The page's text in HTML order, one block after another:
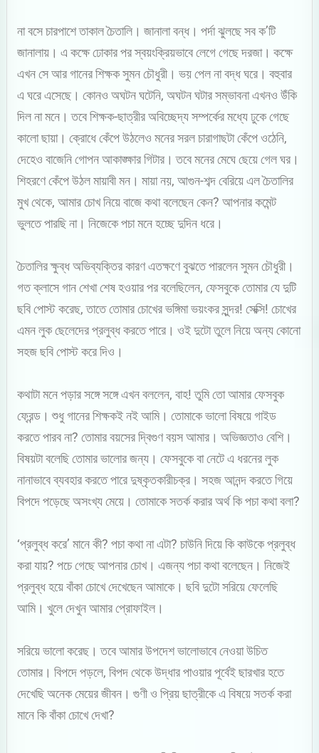
না বসে চারপাশে তাকাল চৈতালি। জানালা বন্ধ। পর্দা ঝুলছে সব ক’টি
জানালায়। এ কক্ষে ঢোকার পর স্বয়ংক্রিয়ভাবে লেগে গেছে দরজা। কক্ষে
এখন সে আর গানের শিক্ষক সুমন চৌধুরী। ভয় পেল না বদ্ধ ঘরে। বহুবার
এ ঘরে এসেছে। কোনও অঘটন ঘটেনি, অঘটন ঘটার সম্ভাবনা এখনও উঁকি
দিল না মনে। তবে শিক্ষক-ছাত্রীর অবিচ্ছেদ্য সম্পর্কের মধ্যে ঢুকে গেছে
কালো ছায়া। ক্রোধে কেঁপে উঠলেও মনের সরল চারাগাছটা কেঁপে ওঠেনি,
দেহেও বাজেনি গোপন আকাঙ্ক্ষার গিটার। তবে মনের মেঘে ছেয়ে গেল ঘর।
শিহরণে কেঁপে উঠল মায়াবী মন। মায়া নয়, আগুন-শব্দ বেরিয়ে এল চৈতালির
মুখ থেকে, আমার চোখ নিয়ে বাজে কথা বলেছেন কেন? আপনার কমেন্ট
ভুলতে পারছি না। নিজেকে পচা মনে হচ্ছে দুদিন ধরে।
চৈতালির ক্ষুব্ধ অভিব্যক্তির কারণ এতক্ষণে বুঝতে পারলেন সুমন চৌধুরী।
গত ক্লাসে গান শেখা শেষ হওয়ার পর বলেছিলেন, ফেসবুকে তোমার যে দুটি
ছবি পোস্ট করেছ, তাতে তোমার চোখের ভঙ্গিমা ভয়ংকর সুন্দর! সেক্সি! চোখের
এমন লুক ছেলেদের প্রলুব্ধ করতে পারে। ওই দুটো তুলে নিয়ে অন্য কোনো
সহজ ছবি পোস্ট করে দিও।
কথাটা মনে পড়ার সঙ্গে সঙ্গে এখন বললেন, বাহ! তুমি তো আমার ফেসবুক
ফ্রেন্ড। শুধু গানের শিক্ষকই নই আমি। তোমাকে ভালো বিষয়ে গাইড
করতে পারব না? তোমার বয়সের দ্বিগুণ বয়স আমার। অভিজ্ঞতাও বেশি।
বিষয়টা বলেছি তোমার ভালোর জন্য। ফেসবুকে বা নেটে এ ধরনের লুক
নানাভাবে ব্যবহার করতে পারে দুষ্কৃতকারীচক্র। সহজ আনন্দ করতে গিয়ে
বিপদে পড়েছে অসংখ্য মেয়ে। তোমাকে সতর্ক করার অর্থ কি পচা কথা বলা?
‘প্রলুব্ধ করে’ মানে কী? পচা কথা না এটা? চাউনি দিয়ে কি কাউকে প্রলুব্ধ
করা যায়? পচে গেছে আপনার চোখ। এজন্য পচা কথা বলেছেন। নিজেই
প্রলুব্ধ হয়ে বাঁকা চোখে দেখেছেন আমাকে। ছবি দুটো সরিয়ে ফেলেছি
আমি। খুলে দেখুন আমার প্রোফাইল।
সরিয়ে ভালো করেছ। তবে আমার উপদেশ ভালোভাবে নেওয়া উচিত
তোমার। বিপদে পড়লে, বিপদ থেকে উদ্ধার পাওয়ার পূর্বেই ছারখার হতে
দেখেছি অনেক মেয়ের জীবন। গুণী ও প্রিয় ছাত্রীকে এ বিষয়ে সতর্ক করা
মানে কি বাঁকা চোখে দেখা?